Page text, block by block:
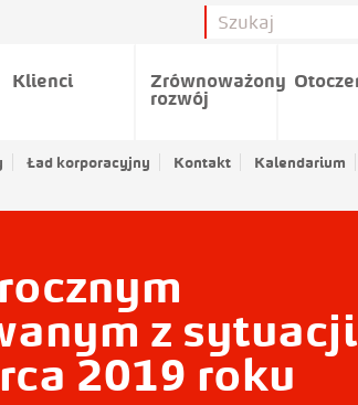
Ład korporacyjny Kontakt Kalendarium
Klienci
Zrównoważony
rozwój
z sytuacji
2019 roku